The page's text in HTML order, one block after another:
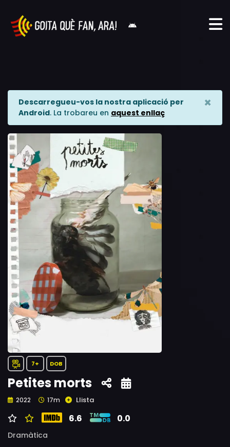
Descarregueu-vos la nostra aplicació per
Android. La trobareu en aquest enllaç
×
7+ DOB
Petites morts
2022 17m Llista
6.6 0.0
Dramàtica